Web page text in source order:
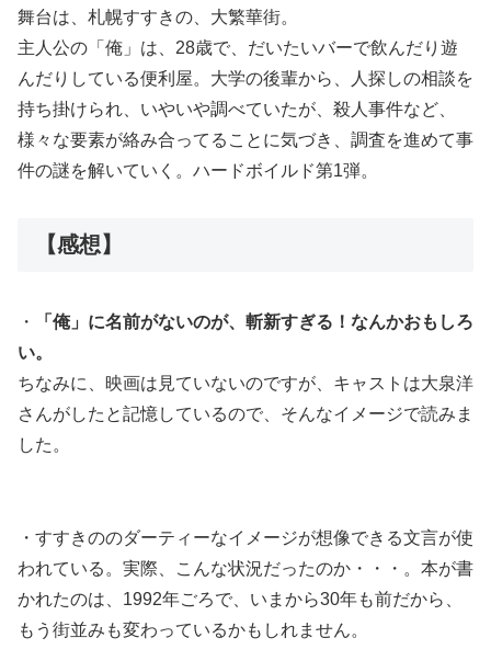
舞台は、札幌すすきの、大繁華街。
主人公の「俺」は、28歳で、だいたいバーで飲んだり遊
んだりしている便利屋。大学の後輩から、人探しの相談を
持ち掛けられ、いやいや調べていたが、殺人事件など、
様々な要素が絡み合ってることに気づき、調査を進めて事
件の謎を解いていく。ハードボイルド第1弾。
【感想】
・
「俺」に名前がないのが、斬新すぎる！なんかおもしろ
い。
ちなみに、映画は見ていないのですが、キャストは大泉洋
さんがしたと記憶しているので、そんなイメージで読みま
した。
・すすきののダーティーなイメージが想像できる文言が使
われている。実際、こんな状況だったのか・・・。本が書
かれたのは、1992年ごろで、いまから30年も前だから、
もう街並みも変わっているかもしれません。